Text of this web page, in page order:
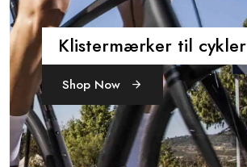
Klistermærker til cykler
Shop Now